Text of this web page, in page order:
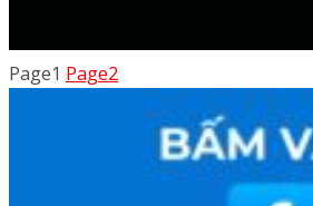
Page1 Page2